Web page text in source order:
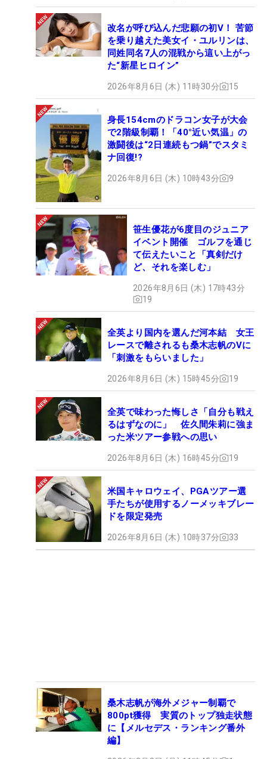
改名が呼び込んだ悲願の初V！ 苦節
を乗り越えた美女イ・ユルリンは、
同姓同名7人の混戦から這い上がっ
た“新星ヒロイン”
2026年8月6日 (木) 11時30分 15
身長154cmのドラコン女子が大会
で2階級制覇！「40°近い気温」の
激闘後は“2日連続もつ鍋”でスタミ
ナ回復!?
2026年8月6日 (木) 10時43分 9
笹生優花が6度目のジュニア
イベント開催 ゴルフを通じ
て伝えたいこと「真剣だけ
ど、それを楽しむ」
2026年8月6日 (木) 17時43分
19
全英より国内を選んだ河本結 女王
レースで離されるも桑木志帆のVに
「刺激をもらいました」
2026年8月6日 (木) 15時45分 19
全英で味わった悔しさ「自分も戦え
るはずなのに」 佐久間朱莉に強ま
った米ツアー参戦への思い
2026年8月6日 (木) 16時45分 19
米国キャロウェイ、PGAツアー選
手たちが使用するノーメッキブレー
ドを限定発売
2026年8月6日 (木) 10時37分 33
桑木志帆が海外メジャー制覇で
800pt獲得 実質のトップ独走状態
に【メルセデス・ランキング番外
編】